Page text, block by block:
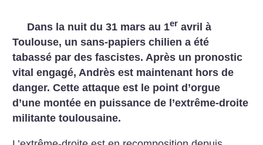
Dans la nuit du 31 mars au 1er avril à
Toulouse, un sans-papiers chilien a été
tabassé par des fascistes. Après un pronostic
vital engagé, Andrès est maintenant hors de
danger. Cette attaque est le point d’orgue
d’une montée en puissance de l’extrême-droite
militante toulousaine.